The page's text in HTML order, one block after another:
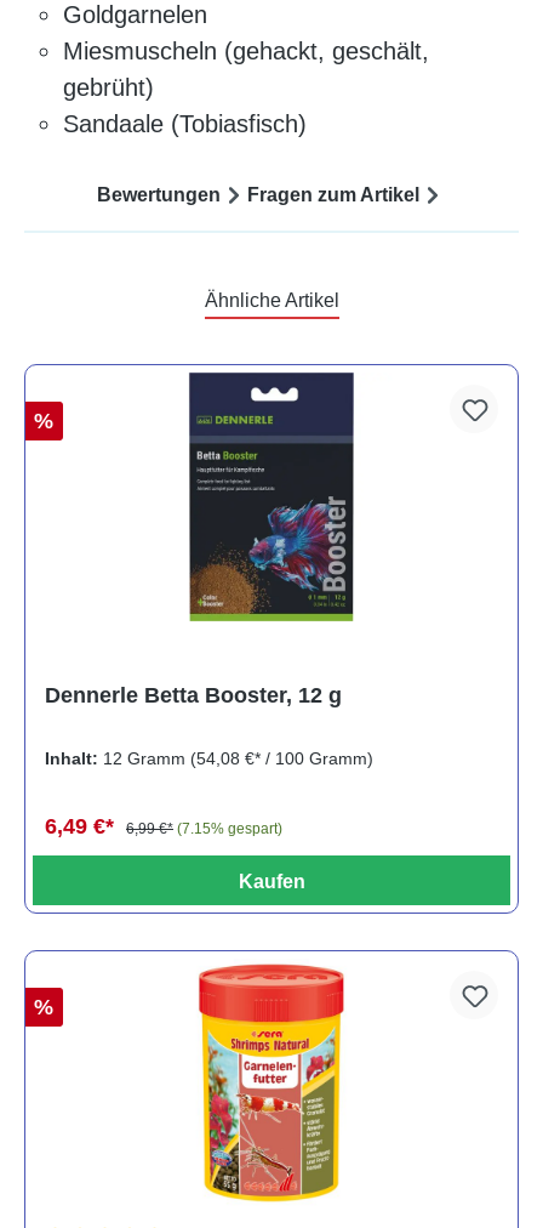
Goldgarnelen
Miesmuscheln (gehackt, geschält,
gebrüht)
Sandaale (Tobiasfisch)
Bewertungen Fragen zum Artikel
Ähnliche Artikel
%
Dennerle Betta Booster, 12 g
Inhalt: 12 Gramm (54,08 €* / 100 Gramm)
6,49 €* 6,99 €* (7.15% gespart)
Kaufen
%